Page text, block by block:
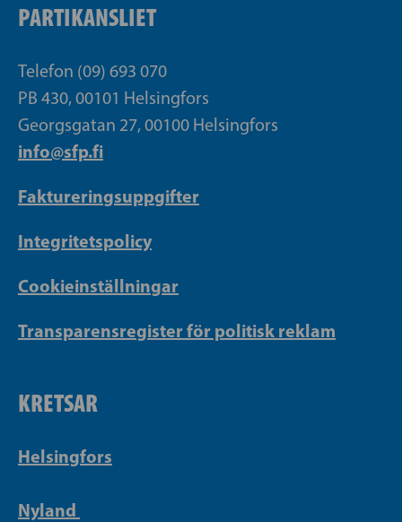
PARTIKANSLIET
Telefon (09) 693 070
PB 430, 00101 Helsingfors
Georgsgatan 27, 00100 Helsingfors
info@sfp.fi
Faktureringsuppgifter
Integritetspolicy
Cookieinställningar
Transparensregister för politisk reklam
KRETSAR
Helsingfors
Nyland